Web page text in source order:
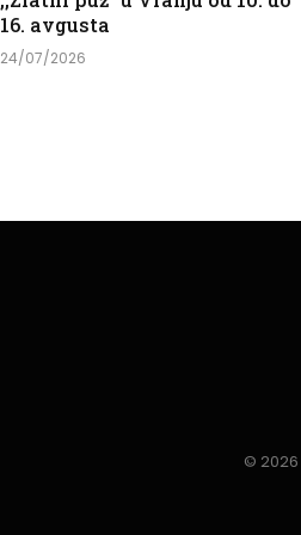
16. avgusta
24/07/2026
© 2026